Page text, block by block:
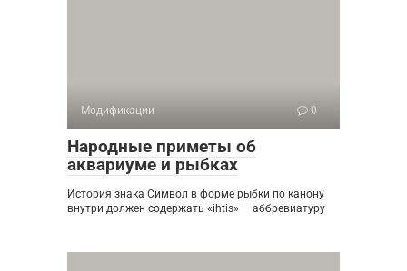
Модификации 0
Народные приметы об
аквариуме и рыбках
История знака Символ в форме рыбки по канону
внутри должен содержать «ihtis» — аббревиатуру